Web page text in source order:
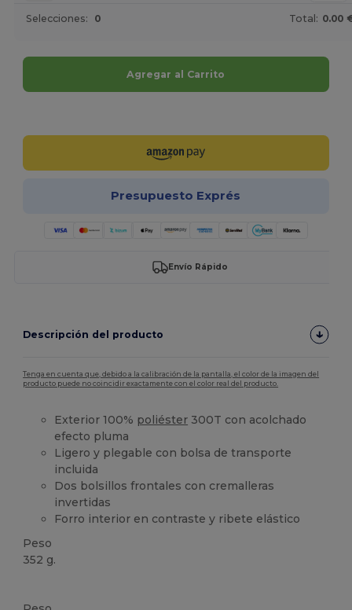
Selecciones: 0 Total: 0.00
Agregar al Carrito
Presupuesto Exprés
Envío Rápido
Descripción del producto
Tenga en cuenta que, debido a la calibración de la pantalla, el color de la imagen del
producto puede no coincidir exactamente con el color real del producto.
Exterior 100% poliéster 300T con acolchado
efecto pluma
Ligero y plegable con bolsa de transporte
incluida
Dos bolsillos frontales con cremalleras
invertidas
Forro interior en contraste y ribete elástico
Peso
352 g.